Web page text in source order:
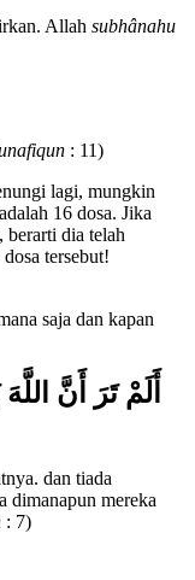
Allah subhânahu
: 11)
lagi, mungkin
16 dosa. Jika
berarti dia telah
tersebut!
saja dan kapan
أَلَمْ تَرَ أَنَّ
dan tiada
dimanapun mereka
: 7)